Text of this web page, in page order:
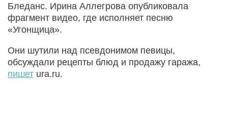
Бледанс. Ирина Аллегрова опубликовала
фрагмент видео, где исполняет песню
«Угонщица».
Они шутили над псевдонимом певицы,
обсуждали рецепты блюд и продажу гаража,
пишет ura.ru.